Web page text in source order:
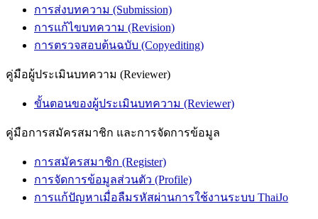
การส่งบทความ (Submission)
การแก้ไขบทความ (Revision)
การตรวจสอบต้นฉบับ (Copyediting)
คู่มือผู้ประเมินบทความ (Reviewer)
ขั้นตอนของผู้ประเมินบทความ (Reviewer)
คู่มือการสมัครสมาชิก และการจัดการข้อมูล
การสมัครสมาชิก (Register)
การจัดการข้อมูลส่วนตัว (Profile)
การแก้ปัญหาเมื่อลืมรหัสผ่านการใช้งานระบบ ThaiJo